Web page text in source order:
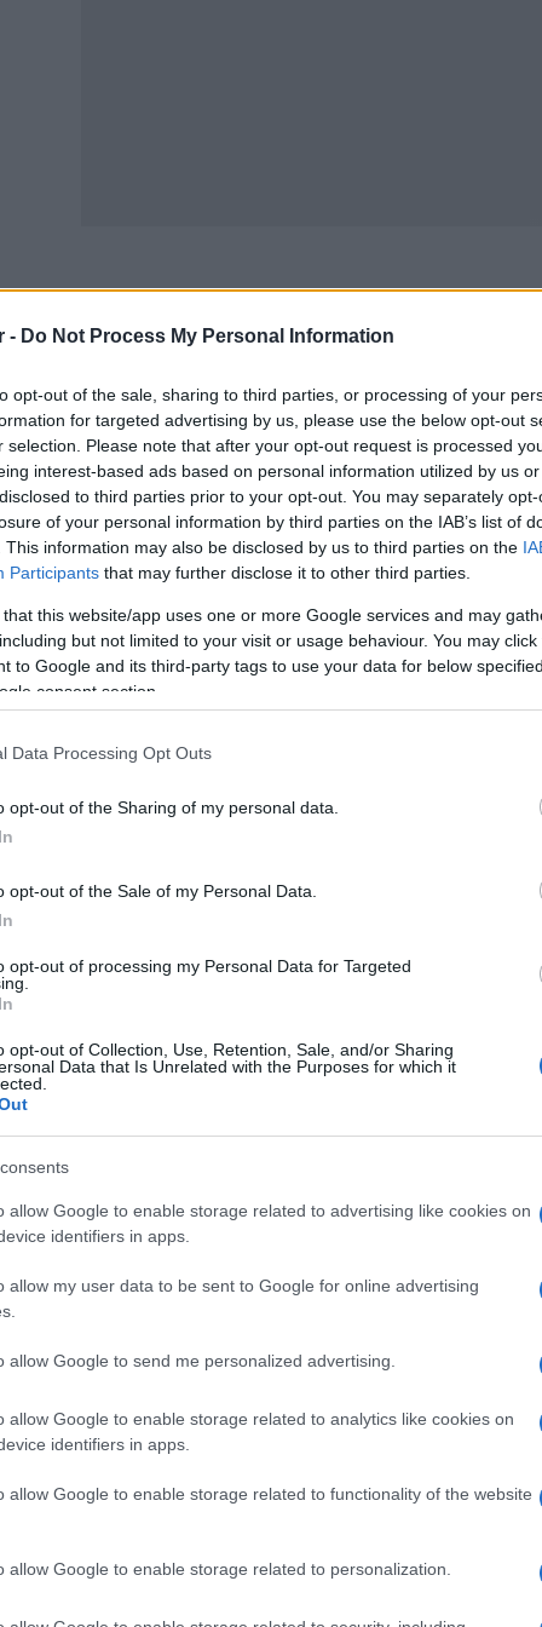
- Do Not Process My Personal Information
opt-out of the sale, sharing to third parties, or processing of your
for targeted advertising by us, please use the below opt-out
selection. Please note that after your opt-out request is processed
interest-based ads based on personal information utilized by us
to third parties prior to your opt-out. You may separately
of your personal information by third parties on the IAB’s list of
This information may also be disclosed by us to third parties on the
Participants that may further disclose it to other third parties.
that this website/app uses one or more Google services and may
but not limited to your visit or usage behaviour. You may
to Google and its third-party tags to use your data for below
consent section.
Data Processing Opt Outs
opt-out of the Sharing of my personal data.
opt-out of the Sale of my Personal Data.
opt-out of processing my Personal Data for Targeted
opt-out of Collection, Use, Retention, Sale, and/or Sharing
Data that Is Unrelated with the Purposes for which it
allow Google to enable storage related to advertising like cookies on
identifiers in apps.
allow my user data to be sent to Google for online advertising
allow Google to send me personalized advertising.
allow Google to enable storage related to analytics like cookies on
identifiers in apps.
allow Google to enable storage related to functionality of the website
allow Google to enable storage related to personalization.
Οι λοιμώξεις από την Omicron φαίνεται λιγότερο
σε σοβαρή κλινική έκβαση που απαιτεί
Ευρωπαϊκού Κέντρου Ελέγχου και Πρόληψης Νόσων
ECDC τονίζει ότι «αν και το τρέχον συνολικό
ανά 100.000 πληθυσμού, το οποίο είναι
κατά τη διάρκεια της πανδημίας μέχρι
από τα επίπεδα που παρατηρήθηκαν σε
«αν και η μείωση της βαρύτητας οφείλεται εν μέρει
μελέτες για την αποτελεσματικότητα των εμβολίων
κλινικών αποτελεσμάτων από τη λοίμωξη
σοβαρής ασθένειας να αυξάνεται σημαντικά
ότι το ποσοστό εμβολιασμού ποικίλλει
69,4%) και δεδομένου ότι η πρόσληψη των
στην πλειονότητα των χωρών ΕΕ/ΕΟΧ (κάτω του
αλλά οι χώρες με χαμηλότερο ποσοστό
της νόσου. Επιπλέον, δεδομένων των πολύ υψηλών
ανεξάρτητα από τη συνολική πρόσληψη
ταυτόχρονα, οι χώρες με πολύ υψηλά
σημαντικής πίεσης στα συστήματα υγειονομικής
με το ECDC, τα αποτελέσματα της μαθηματικής
ποσοστό του πληθυσμού που παραμένει
ειδικά σε εκείνες με χαμηλότερη εμβολιαστική
και η θνησιμότητα αναμένεται να έχουν
60 ετών και άνω, αλλά θα επηρεάσουν επίσης
συχνότητα εμφάνισης της Omicron, η προστασία
αυξάνοντας τη συνολική πρόσληψη
δόσεων, ειδικά στους ηλικιωμένους και σε